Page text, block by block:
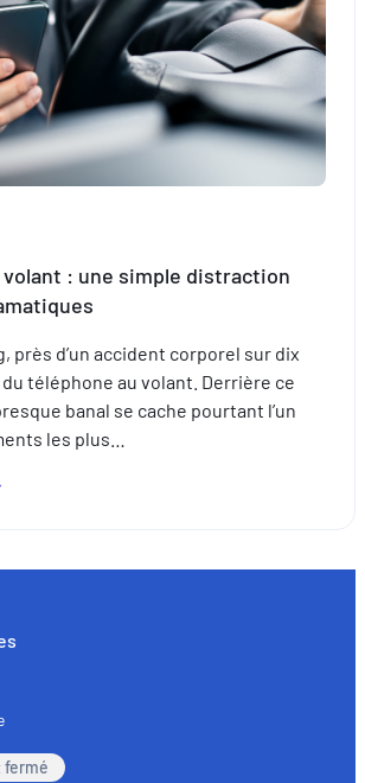
volant : une simple distraction
près d’un accident corporel sur dix
du téléphone au volant. Derrière ce
banal se cache pourtant l’un
les plus…
fermé